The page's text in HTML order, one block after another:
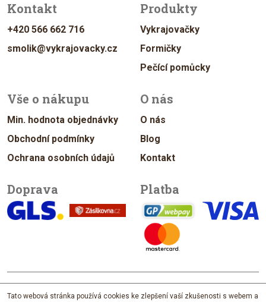
Kontakt
+420 566 662 716
smolik@vykrajovacky.cz
Produkty
Vykrajovačky
Formičky
Pečící pomůcky
Vše o nákupu
Min. hodnota objednávky
Obchodní podmínky
Ochrana osobních údajů
O nás
O nás
Blog
Kontakt
Doprava Platba
© 2026 vykrajovacky.cz
Tato webová stránka používá cookies ke zlepšení vaší zkušenosti s webem a